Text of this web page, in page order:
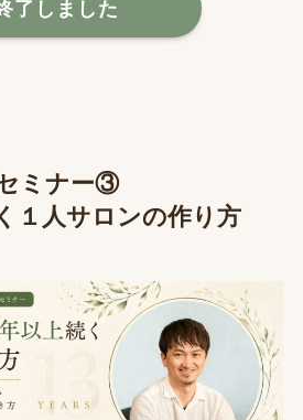
了しました
ミナー③
１人サロンの作り方